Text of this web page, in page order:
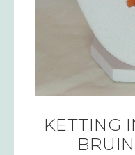
KETTING